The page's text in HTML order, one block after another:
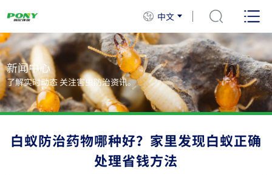
中文
新闻中心
了解实时动态 关注害虫防治资讯。
白蚁防治药物哪种好？家里发现白蚁正确
处理省钱方法